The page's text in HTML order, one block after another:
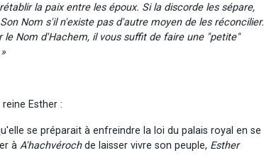
la paix entre les époux. Si la discorde les sépare,
Nom s'il n'existe pas d'autre moyen de les réconcilier.
Nom d'Hachem, il vous suffit de faire une "petite"
Esther :
se préparait à enfreindre la loi du palais royal en se
à A'hachvérochde laisser vivre son peuple, Esther